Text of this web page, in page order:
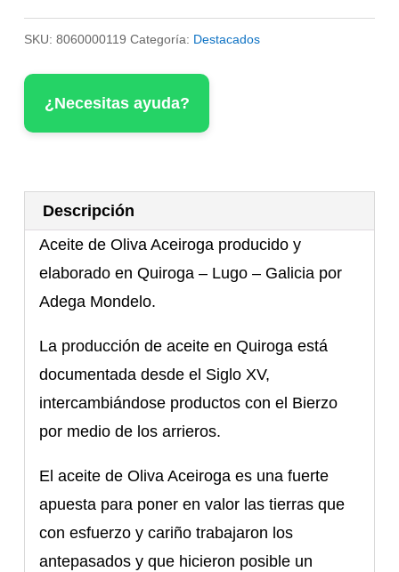
Oliva
Aceiroga
500ml
cantidad
SKU:8060000119 Categoría: Destacados
¿Necesitas ayuda?
Descripción
Aceite de Oliva Aceiroga producido y
elaborado en Quiroga – Lugo – Galicia por
Adega Mondelo.
La producción de aceite en Quiroga está
documentada desde el Siglo XV,
intercambiándose productos con el Bierzo
por medio de los arrieros.
El aceite de Oliva Aceiroga es una fuerte
apuesta para poner en valor las tierras que
con esfuerzo y cariño trabajaron los
antepasados y que hicieron posible un